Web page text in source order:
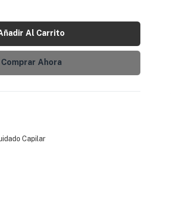
Al Carrito
Comprar Ahora
Capilar